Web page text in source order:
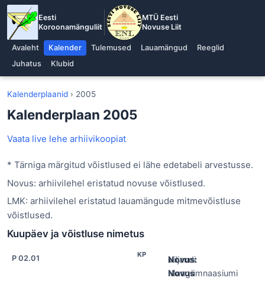
Eesti
Koroonamänguliit
MTÜ Eesti
Novuse Liit
Avaleht Kalender Tulemused Lauamängud
Reeglid
Juhatus
Klubid
Kalenderplaanid › 2005
Kalenderplaan 2005
Vaata live lehe arhiivikoopiat
* Tärniga märgitud võistlused ei lähe edetabeli arvestusse.
Novus: arhiivilehel eristatud novuse võistlused.
LMK: arhiivilehel eristatud lauamängude mitmevõistluse
võistlused.
Kuupäev ja võistluse nimetus
P 02.01 KP
Novus:
Novus
Viljandi
Maagümnaasiumi